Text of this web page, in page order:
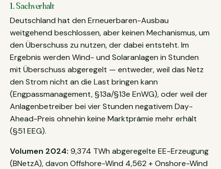
1. Sachverhalt
Deutschland hat den Erneuerbaren-Ausbau
weitgehend beschlossen, aber keinen Mechanismus, um
den Überschuss zu nutzen, der dabei entsteht. Im
Ergebnis werden Wind- und Solaranlagen in Stunden
mit Überschuss abgeregelt — entweder, weil das Netz
den Strom nicht an die Last bringen kann
(Engpassmanagement, §13a/§13e EnWG), oder weil der
Anlagenbetreiber bei vier Stunden negativem Day-
Ahead-Preis ohnehin keine Marktprämie mehr erhält
(§51 EEG).
Volumen 2024: 9,374 TWh abgeregelte EE-Erzeugung
(BNetzA), davon Offshore-Wind 4,562 + Onshore-Wind